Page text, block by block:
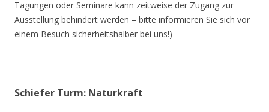
Tagungen oder Seminare kann zeitweise der Zugang zur
Ausstellung behindert werden – bitte informieren Sie sich vor
einem Besuch sicherheitshalber bei uns!)
Schiefer Turm: Naturkraft